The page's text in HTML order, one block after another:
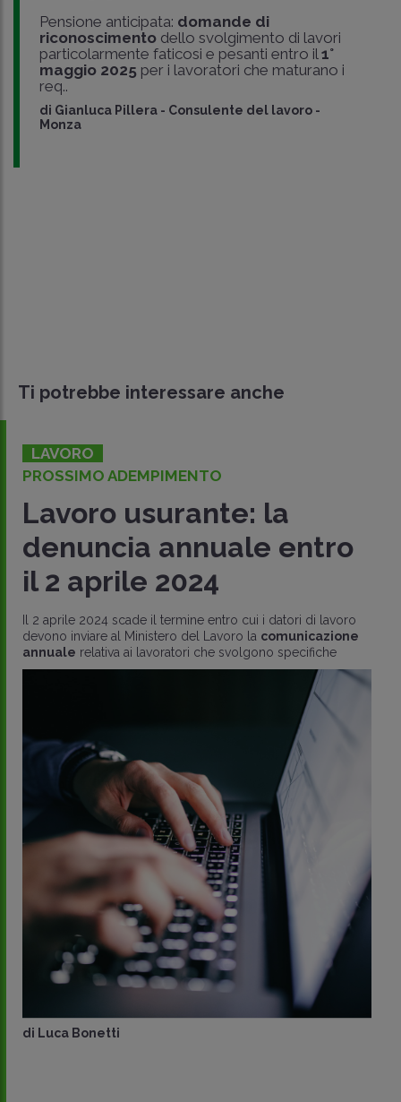
Pensione anticipata: domande di
riconoscimentodello svolgimento di lavori
particolarmente faticosi e pesanti entro il 1°
maggio 2025per i lavoratori che maturano i
req..
di Gianluca Pillera - Consulente del lavoro -
Monza
Ti potrebbe interessare anche
LAVORO
PROSSIMO ADEMPIMENTO
Lavoro usurante: la
denuncia annuale entro
il 2 aprile 2024
Il 2 aprile 2024 scade il termine entro cui i datori di lavoro
devono inviare al Ministero del Lavoro la comunicazione
annuale relativa ai lavoratori che svolgono specifiche
di Luca Bonetti